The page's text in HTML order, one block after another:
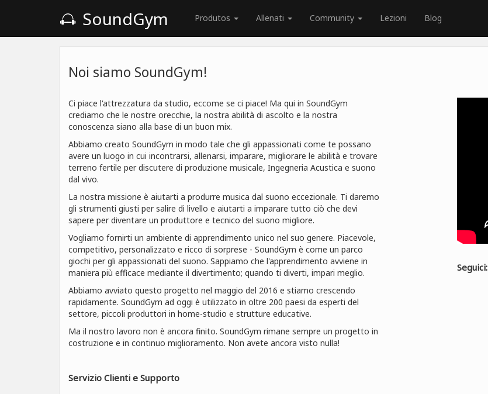
SoundGym Produtos Allenati Community Lezioni Blog
Noi siamo SoundGym!
Ci piace l'attrezzatura da studio, eccome se ci piace! Ma qui in SoundGym
crediamo che le nostre orecchie, la nostra abilità di ascolto e la nostra
conoscenza siano alla base di un buon mix.
Abbiamo creato SoundGym in modo tale che gli appassionati come te possano
avere un luogo in cui incontrarsi, allenarsi, imparare, migliorare le abilità e trovare
terreno fertile per discutere di produzione musicale, Ingegneria Acustica e suono
dal vivo.
La nostra missione è aiutarti a produrre musica dal suono eccezionale. Ti daremo
gli strumenti giusti per salire di livello e aiutarti a imparare tutto ciò che devi
sapere per diventare un produttore e tecnico del suono migliore.
Vogliamo fornirti un ambiente di apprendimento unico nel suo genere. Piacevole,
competitivo, personalizzato e ricco di sorprese - SoundGym è come un parco
giochi per gli appassionati del suono. Sappiamo che l'apprendimento avviene in
maniera più efficace mediante il divertimento; quando ti diverti, impari meglio.
Abbiamo avviato questo progetto nel maggio del 2016 e stiamo crescendo
rapidamente. SoundGym ad oggi è utilizzato in oltre 200 paesi da esperti del
settore, piccoli produttori in home-studio e strutture educative.
Ma il nostro lavoro non è ancora finito. SoundGym rimane sempre un progetto in
costruzione e in continuo miglioramento. Non avete ancora visto nulla!
Servizio Clienti e Supporto
Seguici: